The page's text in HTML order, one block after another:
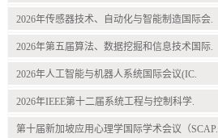
2026年传感器技术、自动化与智能制造国际会.
2026年第五届算法、数据挖掘和信息技术国际.
2026年人工智能与机器人系统国际会议(IC.
2026年IEEE第十二届系统工程与控制科学.
第十届新加坡应用心理学国际学术会议（SCAP.